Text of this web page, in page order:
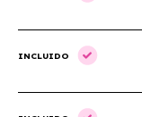
INCLUIDO